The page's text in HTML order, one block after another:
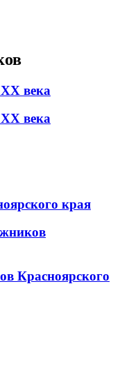
века
века
края
Красноярского